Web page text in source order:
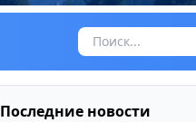
Последние новости